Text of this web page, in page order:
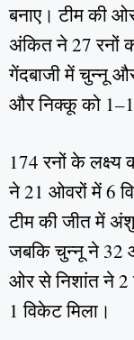
बनाए। टीम की
अंकित ने 27 रनों
गेंदबाजी में चुन्नू
और निक्कू को
174 रनों के लक्ष्य
ने 21 ओवरों में 6
टीम की जीत में अंशु
जबकि चुन्नू ने 32
ओर से निशांत ने 2
1 विकेट मिला।